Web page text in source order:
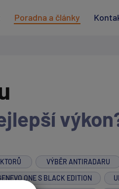
Poradna a články
VÝBĚR ANTIRADARU
ONE S BLACK EDITION